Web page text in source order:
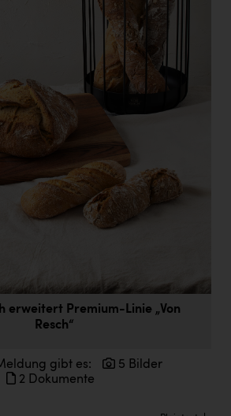
erweitert Premium-Linie „Von
Resch“
gibt es:
5 Bilder
2 Dokumente